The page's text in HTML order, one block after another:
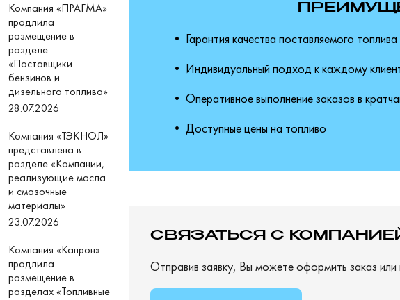
Компания «ПРАГМА»
продлила
размещение в
разделе
«Поставщики
бензинов и
дизельного топлива»
28.07.2026
Компания «ТЭКНОЛ»
представлена в
разделе «Компании,
реализующие масла
и смазочные
материалы»
23.07.2026
Компания «Капрон»
продлила
размещение в
разделах «Топливные
• Гарантия качества поставляемого топлива
• Индивидуальный подход к каждому
• Оперативное выполнение заказов в
• Доступные цены на топливо
СВЯЗАТЬСЯ С
Отправив заявку, Вы можете оформить заказ